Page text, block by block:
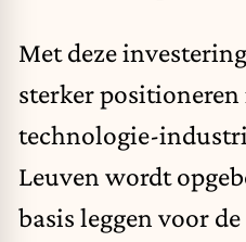
Met deze
sterker
technologie-
Leuven wordt
basis leggen voor